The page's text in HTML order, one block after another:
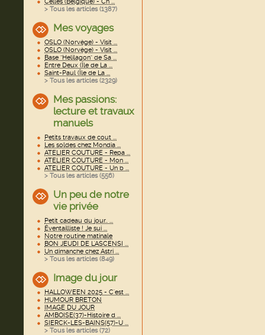
> Tous les articles (1387)
Mes voyages
OSLO (Norvège) - Visit ...
OSLO (Norvège) - Visit ...
Base "Helilagon" de Sa ...
Entre Deux (Île de La ...
Saint-Paul (Île de La ...
> Tous les articles (2329)
Mes passions:
lecture et travaux
manuels
Petits travaux de cout ...
Les soldes chez Mondia ...
ATELIER COUTURE - Repa ...
ATELIER COUTURE - Mon ...
ATELIER COUTURE - Un b ...
> Tous les articles (556)
Un peu de notre
vie privée
Petit cadeau du jour.. ...
Éventailliste ! Je sui ...
Notre routine matinale
BON JEUDI DE L'ASCENSI ...
Un dimanche chez Astri ...
> Tous les articles (849)
Image du jour
HALLOWEEN 2025 - C'est ...
HUMOUR BRETON
IMAGE DU JOUR
AMBOISE(37)-Histoire d ...
SIERCK-LES-BAINS(57)-U ...
> Tous les articles (72)